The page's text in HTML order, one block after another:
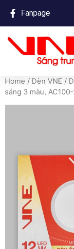
Fanpage
Home /Đèn VNE /
sáng 3 màu,